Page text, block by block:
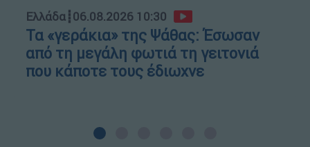
Ελλάδα┋06.08.2026 10:30
Τα «γεράκια» της Ψάθας: Έσωσαν
από τη μεγάλη φωτιά τη γειτονιά
που κάποτε τους έδιωχνε